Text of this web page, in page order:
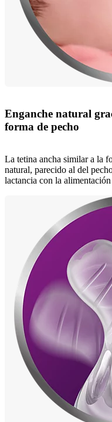
Enganche natural
forma de pecho
La tetina ancha similar a la
natural, parecido al del
lactancia con la